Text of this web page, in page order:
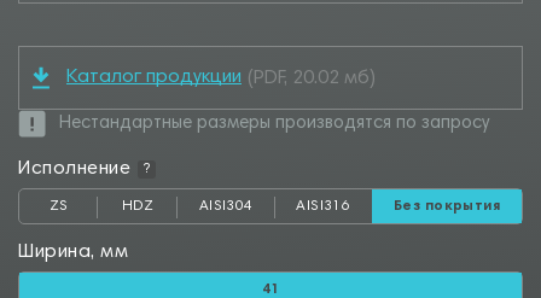
Каталог продукции (PDF, 20.02 мб)
Нестандартные размеры производятся по запросу
Исполнение ?
ZS HDZ AISI304 AISI316 Без покрытия
Ширина, мм
41